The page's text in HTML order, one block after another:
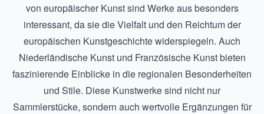
von europäischer Kunst sind Werke aus besonders
interessant, da sie die Vielfalt und den Reichtum der
europäischen Kunstgeschichte widerspiegeln. Auch
Niederländische Kunstund Französische Kunstbieten
faszinierende Einblicke in die regionalen Besonderheiten
und Stile. Diese Kunstwerke sind nicht nur
Sammlerstücke, sondern auch wertvolle Ergänzungen für